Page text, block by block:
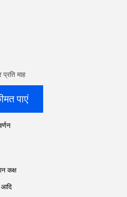
प्रति माह
पाएं
कक्ष